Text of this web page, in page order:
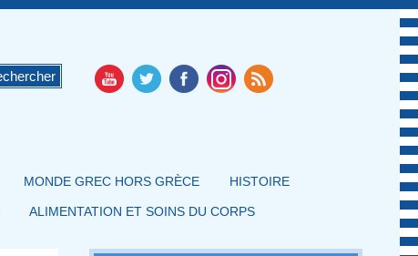
MONDE GREC HORS GRÈCE HISTOIRE
ALIMENTATION ET SOINS DU CORPS